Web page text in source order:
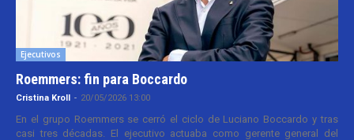
Ejecutivos
Roemmers: fin para Boccardo
Cristina Kroll - 20/05/2026 13:00
En el grupo Roemmers se cerró el ciclo de Luciano Boccardo y tras
casi tres décadas. El ejecutivo actuaba como gerente general del